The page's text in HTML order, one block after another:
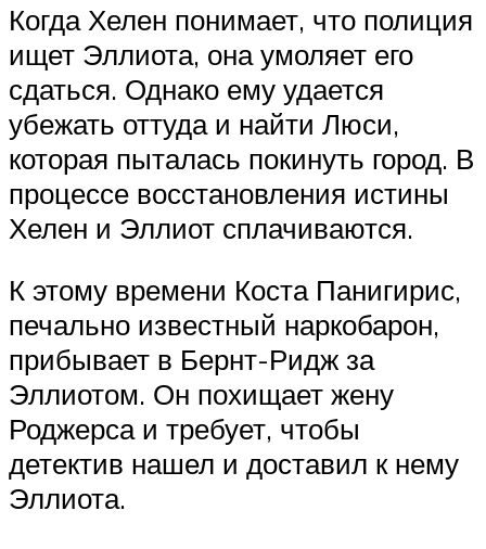
Когда Хелен понимает, что полиция
ищет Эллиота, она умоляет его
сдаться. Однако ему удается
убежать оттуда и найти Люси,
которая пыталась покинуть город. В
процессе восстановления истины
Хелен и Эллиот сплачиваются.
К этому времени Коста Панигирис,
печально известный наркобарон,
прибывает в Бернт-Ридж за
Эллиотом. Он похищает жену
Роджерса и требует, чтобы
детектив нашел и доставил к нему
Эллиота.